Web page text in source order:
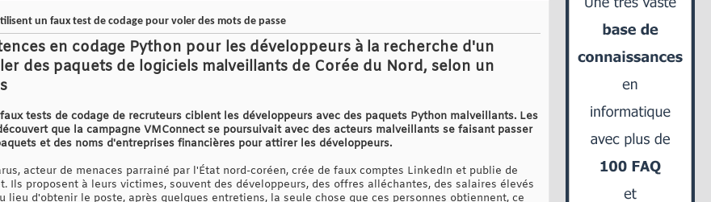
un faux test de codage pour voler des mots de passe
en codage Python pour les développeurs à la recherche d'un
des paquets de logiciels malveillants de Corée du Nord, selon un
tests de codage de recruteurs ciblent les développeurs avec des paquets Python malveillants. Les
que la campagne VMConnect se poursuivait avec des acteurs malveillants se faisant passer
et des noms d'entreprises financières pour attirer les développeurs.
acteur de menaces parrainé par l'État nord-coréen, crée de faux comptes LinkedIn et publie de
Ils proposent à leurs victimes, souvent des développeurs, des offres alléchantes, des salaires élevés
lieu d'obtenir le poste, après quelques entretiens, la seule chose que ces personnes obtiennent, ce